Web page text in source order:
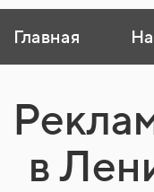
Главная
в